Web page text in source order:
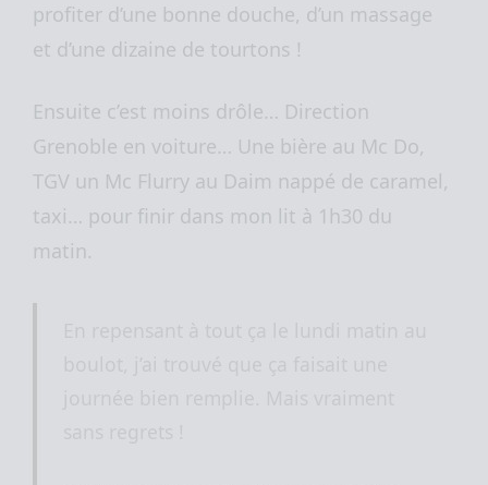
profiter d’une bonne douche, d’un massage
et d’une dizaine de tourtons !
Ensuite c’est moins drôle… Direction
Grenoble en voiture… Une bière au Mc Do,
TGV un Mc Flurry au Daim nappé de caramel,
taxi… pour finir dans mon lit à 1h30 du
matin.